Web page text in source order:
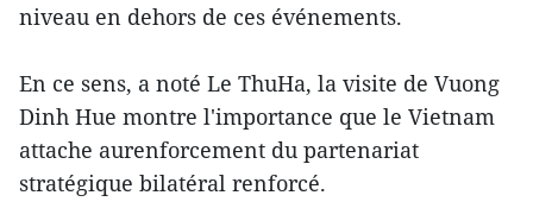
niveau en dehors de ces événements.
En ce sens, a noté Le ThuHa, la visite de Vuong
Dinh Hue montre l'importance que le Vietnam
attache aurenforcement du partenariat
stratégique bilatéral renforcé.